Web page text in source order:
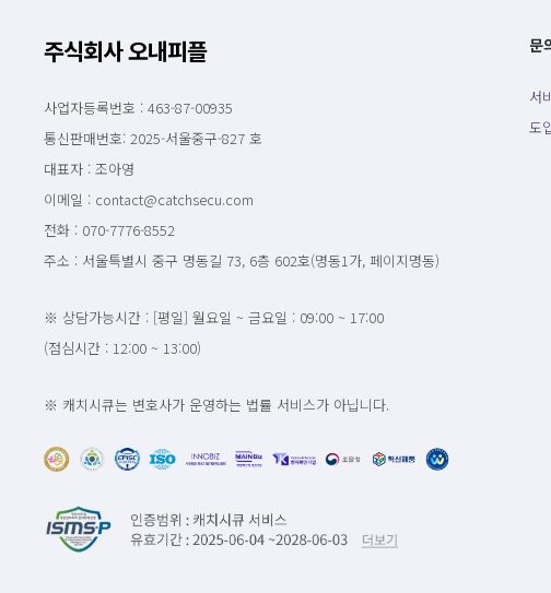
주식회사 오내피플
사업자등록번호 : 463-87-00935
통신판매번호: 2025-서울중구-827 호
대표자 : 조아영
이메일 : contact@catchsecu.com
전화 : 070-7776-8552
주소 : 서울특별시 중구 명동길 73, 6층 602호(명동1가, 페이지명동)
※ 상담가능시간 : [평일] 월요일 ~ 금요일 : 09:00 ~ 17:00
(점심시간 : 12:00 ~ 13:00)
※ 캐치시큐는 변호사가 운영하는 법률 서비스가 아닙니다.
문
서
도